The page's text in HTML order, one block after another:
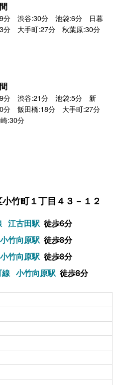
分 渋谷:30分 池袋:6分 日暮
分 大手町:27分 秋葉原:30分
分 渋谷:21分 池袋:5分 新
分 飯田橋:18分 大手町:27分
:30分
竹町１丁目４３－１２
江古田駅 徒歩6分
小竹向原駅 徒歩8分
小竹向原駅 徒歩8分
線 小竹向原駅 徒歩8分